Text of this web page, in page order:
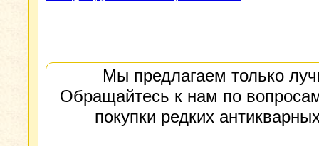
Мы предлагаем только
Обращайтесь к нам по
покупки редких